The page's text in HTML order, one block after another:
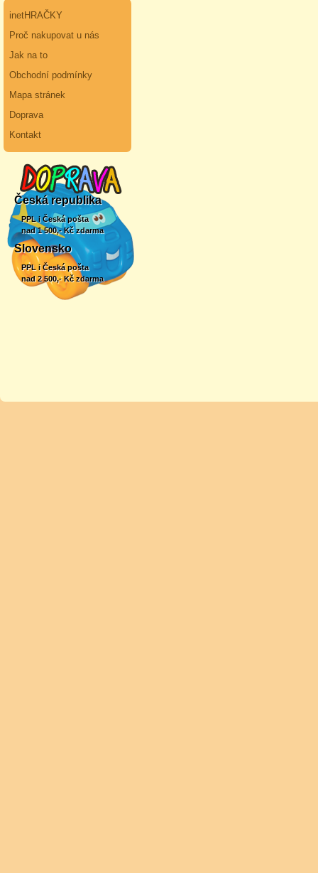
inetHRAČKY
Proč nakupovat u nás
Jak na to
Obchodní podmínky
Mapa stránek
Doprava
Kontakt
Česká republika
PPL i Česká pošta
nad 1 500,- Kč zdarma
Slovensko
PPL i Česká pošta
nad 2 500,- Kč zdarma